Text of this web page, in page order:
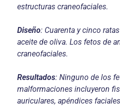
estructuras craneofaciales.
Diseño: Cuarenta y cinco
aceite de oliva. Los fetos de
craneofaciales.
Resultados: Ninguno de los
malformaciones incluyeron
auriculares, apéndices